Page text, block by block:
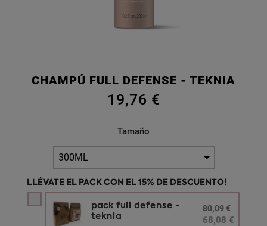
CHAMPÚ FULL DEFENSE - TEKNIA
19,76 €
Tamaño
LLÉVATE EL PACK CON EL 15% DE DESCUENTO!
pack full defense -
teknia
80,09 €
68,08 €